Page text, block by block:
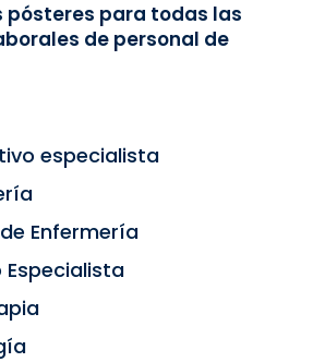
pósteres para todas las
de personal de
especialista
Enfermería
Especialista